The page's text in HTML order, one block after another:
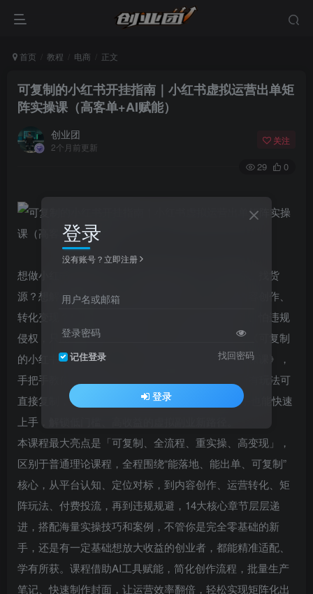
首页 教程 电商 正文
可复制的小红书开挂指南｜小红书虚拟运营出单矩
阵实操课（高客单+AI赋能）
创业团
2个月前更新
关注
29 0
想做小红书虚拟运营，却不知道怎么定位、找对标、找货
源？想解锁矩阵化玩法，实现批量出单，却卡在内容创作、
转化变现？想做高客单虚拟产品，却不懂平台规则、怕违规
侵权，只能看着别人轻松变现？不用再盲目摸索，《可复制
的小红书开挂指南——小红书虚拟运营出单矩阵实操课》，
手把手教你从0到1跑通小红书虚拟运营全流程，所有玩法可
直接复制，AI赋能+30个赛道+80个变现案例，新手也能快速
上手，解锁低门槛、高收益的虚拟副业新路径。
本课程最大亮点是「可复制、全流程、重实操、高变现」，
区别于普通理论课程，全程围绕“能落地、能出单、可复制”
核心，从平台认知、定位对标，到内容创作、运营转化、矩
阵玩法、付费投流，再到违规规避，14大核心章节层层递
进，搭配海量实操技巧和案例，不管你是完全零基础的新
手，还是有一定基础想放大收益的创业者，都能精准适配、
学有所获。课程借助AI工具赋能，简化创作流程，批量生产
笔记、快速制作封面，让运营效率翻倍，轻松实现矩阵化出
登录
没有账号？立即注册
用户名或邮箱
登录密码
记住登录 找回密码
登录